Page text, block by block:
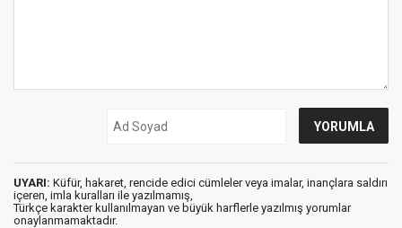
UYARI: Küfür, hakaret, rencide edici cümleler veya imalar, inançlara saldırı
içeren, imla kuralları ile yazılmamış,
Türkçe karakter kullanılmayan ve büyük harflerle yazılmış yorumlar
onaylanmamaktadır.